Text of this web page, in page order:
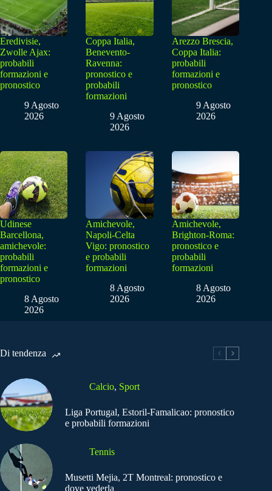
Eredivisie,
Zwolle Ajax:
probabili
formazioni e
pronostico
9 Agosto
2026
Coppa Italia,
Benevento-
Ravenna:
pronostico e
probabili
formazioni
9 Agosto
2026
Arezzo Brescia,
Coppa Italia:
probabili
formazioni e
pronostico
9 Agosto
2026
Udinese
Barcellona,
amichevole:
probabili
formazioni e
pronostico
8 Agosto
2026
Amichevole,
Napoli-Celta
Vigo: pronostico
e probabili
formazioni
8 Agosto
2026
Amichevole,
Brighton-Roma:
pronostico e
probabili
formazioni
8 Agosto
2026
Di tendenza
Calcio, Sport
Liga Portugal, Estoril-Famalicao: pronostico
e probabili formazioni
Tennis
Musetti Mejia, 2T Montreal: pronostico e
dove vederla